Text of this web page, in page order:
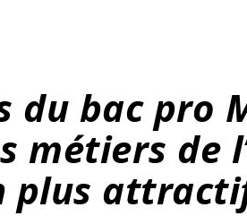
du bac pro
métiers de
plus